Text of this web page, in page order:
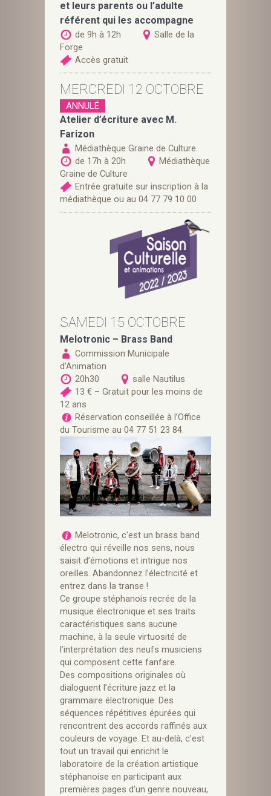
et leurs parents ou l’adulte
référent qui les accompagne
de 9h à 12h
Salle de la
Forge
Accès gratuit
MERCREDI 12 OCTOBRE
ANNULÉ
Atelier d’écriture avec M.
Farizon
Médiathèque Graine de Culture
de 17h à 20h
Médiathèque
Graine de Culture
Entrée gratuite sur inscription à la
médiathèque ou au 04 77 79 10 00
SAMEDI 15 OCTOBRE
Melotronic – Brass Band
Commission Municipale
d’Animation
20h30
salle Nautilus
13 € – Gratuit pour les moins de
12 ans
Réservation conseillée à l’Office
du Tourisme au 04 77 51 23 84
Melotronic, c’est un brass band
électro qui réveille nos sens, nous
saisit d’émotions et intrigue nos
oreilles. Abandonnez l’électricité et
entrez dans la transe !
Ce groupe stéphanois recrée de la
musique électronique et ses traits
caractéristiques sans aucune
machine, à la seule virtuosité de
l’interprétation des neufs musiciens
qui composent cette fanfare.
Des compositions originales où
dialoguent l’écriture jazz et la
grammaire électronique. Des
séquences répétitives épurées qui
rencontrent des accords raffinés aux
couleurs de voyage. Et au-delà, c’est
tout un travail qui enrichit le
laboratoire de la création artistique
stéphanoise en participant aux
premières pages d’un genre nouveau,